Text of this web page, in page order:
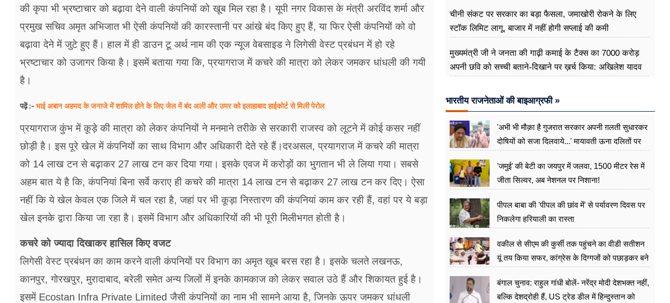
की कृपा भी भ्रष्टाचार को बढ़ावा देने वाली कंपनियों को खूब मिल रहा है। यूपी नगर विकास के मंत्री अ​रविंद शर्मा और
प्रमुख सचिव अमृत अभिजात भी ऐसी कंपनियों की कारस्तानी पर आंखे बंद किए हुए हैं, या फिर ऐसी कंपनियों को वो
बढ़ावा देने में जुटे हुए हैं। हाल में ही डाउन टू अर्थ नाम की एक न्यूज वेबसाइड ने लिगेसी वेस्ट प्रबंधन में हो रहे
भ्रष्टाचार को उजागर किया है। इसमें बताया गया कि, प्रयागराज में कचरे की मात्रा को लेकर जमकर धांधली की गयी
है।
पढ़ें :- भाई अबान अहमद के जनाजे में शामिल होने के लिए जेल में बंद अली और उमर को इलाहाबाद हाईकोर्ट से मिली पेरोल
प्रयागराज कुंभ में कूड़े की मात्रा को लेकर कंपनियों ने मनमाने तरीके से सरकारी राजस्व को लूटने में कोई कसर नहीं
छोड़ी है। इस पूरे खेल में कंपनियों का साथ विभाग और अधिकारी देते रहे हैं।दरअसल, प्रयागराज में कचरे की मात्रा
को 14 लाख टन से बढ़ाकर 27 लाख टन कर दिया गया। इसके एवज में करोड़ों का भुगतान भी ले लिया गया। सबसे
अहम बात ये है कि, कंपनियां बिना सर्वे कराए ही कचरे की मात्रा 14 लाख टन से बढ़ाकर 27 लाख टन कर दिए। ऐसा
नहीं कि ये खेल केवल एक जिले में चल रहा है, जहां पर भी कूड़ा निस्तारण की कंपनियां काम कर रही हैं, वहां पर ये बड़ा
खेल इनके द्वारा किया जा रहा है। इसमें विभाग और अधिकारियों की भी पूरी मिलीभगत होती है।
कचरे को ज्यादा ​दिखाकर हासिल किए वजट
लिगेसी वेस्ट प्रबंधन का काम करने वाली कंपनियों पर विभाग का अमृत खूब बरस रहा है। इसके चलते लखनऊ,
कानपुर, गोरखपुर, मुरादाबाद, बरेली समेत अन्य जिलों में इनके कामकाज को लेकर सवाल उठे हैं और शिकायत हुई है।
इसमें Ecostan Infra Private Limited जैसी कंपनियों का नाम भी सामने आया है, जिनके ऊपर जमकर धांधली
चीनी संकट पर सरकार का बड़ा फैसला, जमाखोरी रोकने के लिए
स्टॉक लिमिट लागू, बाजार में नहीं होगी सप्लाई की कमी
मुख्यमंत्री जी ने जनता की गाढ़ी कमाई के टैक्स का 7000 करोड़
अपनी छवि को सच्ची बताने-दिखाने पर ख़र्च किया: अखिलेश यादव
भारतीय राजनेताओं की बाइआग्रफी »
'अभी भी मौक़ा है गुजरात सरकार अपनी ग़लती सुधारकर
दोषियों को सजा दिलवाये...' मायावती ऊना दलितों पर
'जमुई' की बेटी का जयपुर में जलवा, 1500 मीटर रेस में
जीता सिल्वर, अब नेशनल पर निशाना!
पीपल बाबा की 'पीपल की छांव में' से पर्यावरण दिवस पर
निकलेगा हरियाली का रास्ता
वकील से सीएम की कुर्सी तक पहुंचने का वीडी सतीशन
यूं तय किया सफर, कांग्रेस के दिग्गजों को पछाड़कर बने
बंगाल चुनाव: राहुल गांधी बोलें- नरेंद्र मोदी देशभक्त नहीं,
बल्कि देशद्रोही हैं, US ट्रेड डील में हिन्दुस्तान को